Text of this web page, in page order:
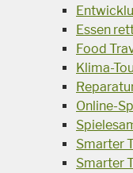
Essen
Food
Klima-
Online-
Smarter
Smarter